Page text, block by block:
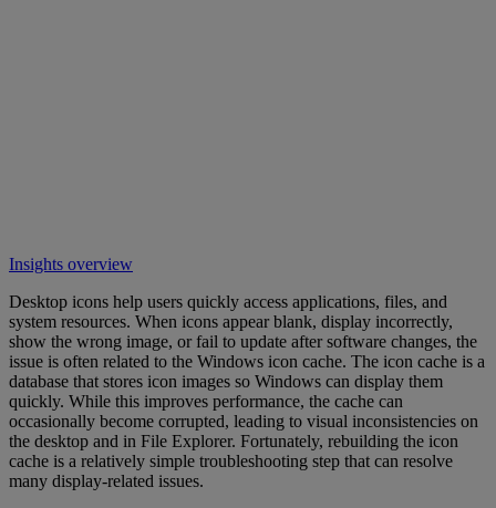
Insights overview
Desktop icons help users quickly access applications, files, and
system resources. When icons appear blank, display incorrectly,
show the wrong image, or fail to update after software changes, the
issue is often related to the Windows icon cache. The icon cache is a
database that stores icon images so Windows can display them
quickly. While this improves performance, the cache can
occasionally become corrupted, leading to visual inconsistencies on
the desktop and in File Explorer. Fortunately, rebuilding the icon
cache is a relatively simple troubleshooting step that can resolve
many display-related issues.